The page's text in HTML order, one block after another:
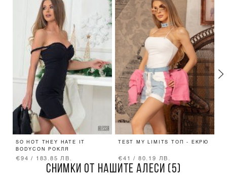
SO HOT THEY HATE IT
BODYCON РОКЛЯ
€94 / 183.85 ЛВ.
TEST MY LIMITS ТОП - ЕКРЮ
€41 / 80.19 ЛВ.
СНИМКИ ОТ НАШИТЕ АЛЕСИ (5)